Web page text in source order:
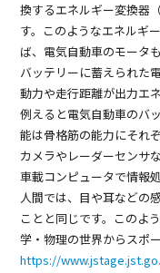
換するエネルギー変換器
す。このようなエネルギ
ば、電気自動車のモータ
バッテリーに蓄えられた
動力や走行距離が出力エ
例えると電気自動車のバ
能は骨格筋の能力にそれ
カメラやレーダーセンサ
車載コンピュータで情報
人間では、目や耳などの
ことと同じです。このよ
学・物理の世界からスポ
https://